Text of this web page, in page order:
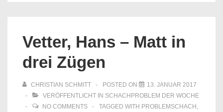
Vetter, Hans – Matt in
drei Zügen
CHRISTIAN SCHMITT POSTED ON
13. JANUAR 2017
VERÖFFENTLICHT IN SCHACHPROBLEM DER WOCHE
NO COMMENTS
TAGGED WITH PROBLEMSCHACH ,